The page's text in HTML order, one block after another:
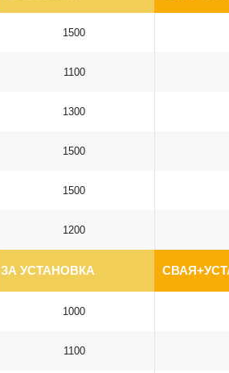
1500
1100
1300
1500
1500
1200
ЗА УСТАНОВКА
1000
1100